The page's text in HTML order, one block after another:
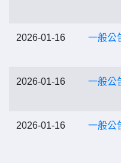
2026-01-16 一般公
2026-01-16 一般公
2026-01-16 一般公